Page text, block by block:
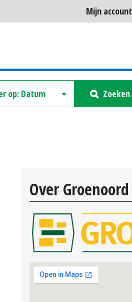
Mijn account
Zoeken
Over Groenoord